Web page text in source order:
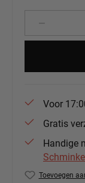
Voor
Gratis
Handige
Toevoegen